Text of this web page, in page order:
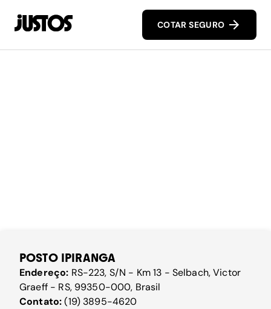
COTAR SEGURO
POSTO IPIRANGA
Endereço: RS-223, S/N - Km 13 - Selbach, Victor
Graeff - RS, 99350-000, Brasil
Contato:(19) 3895-4620